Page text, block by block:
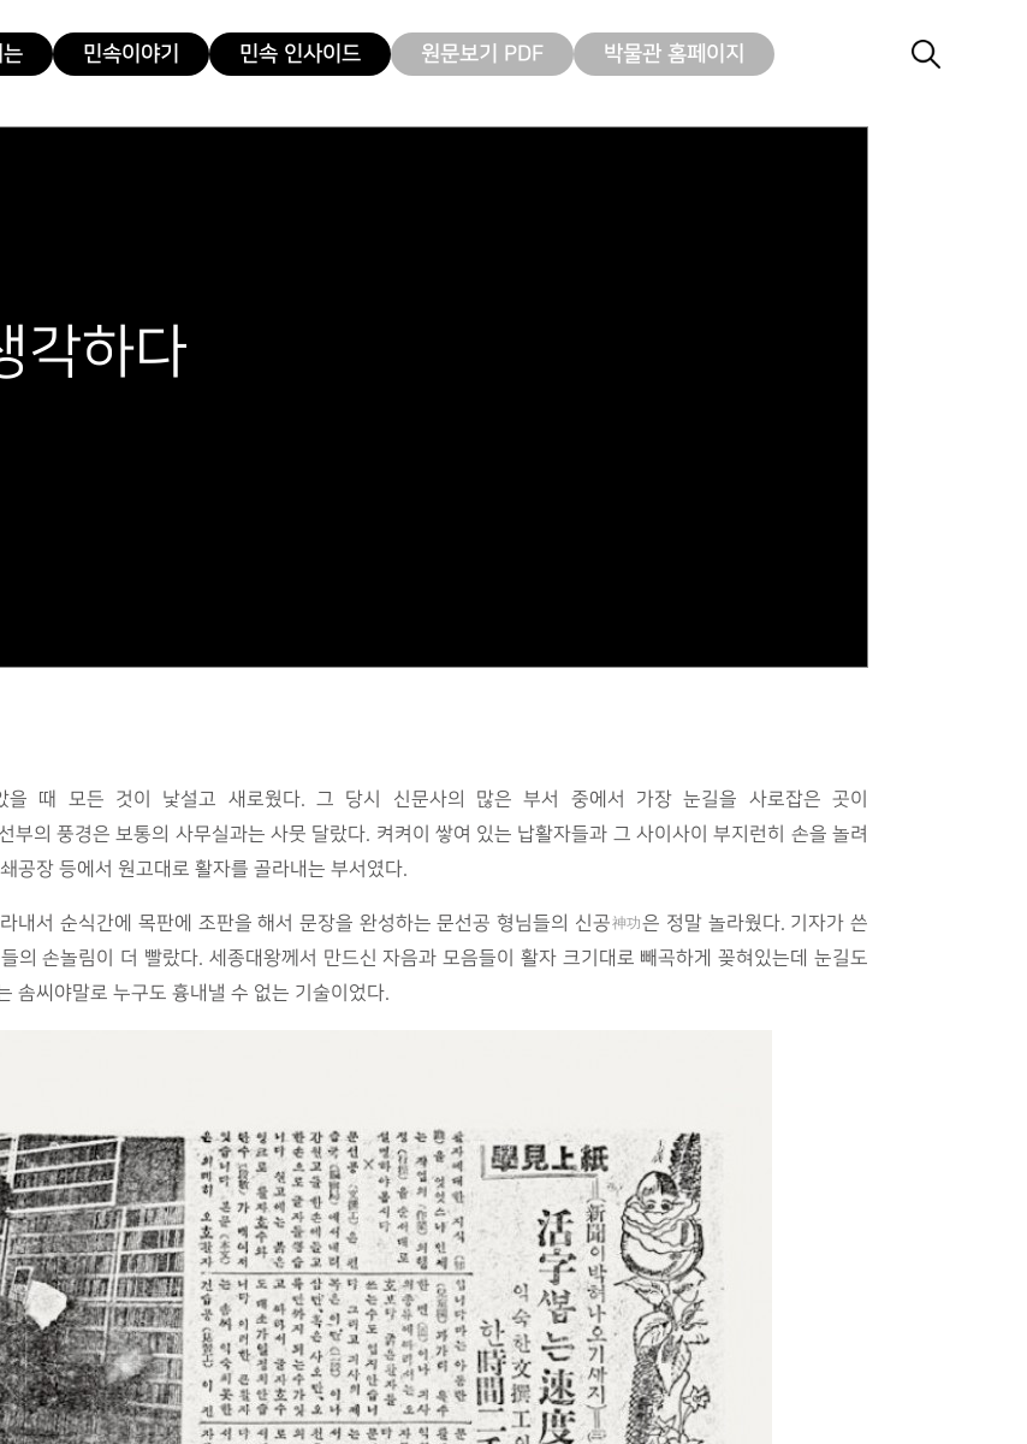
민속이야기 민속 인사이드 원문보기 PDF 박물관 홈페이지
각하다
때 모든 것이 낯설고 새로웠다. 그 당시 신문사의 많은 부서 중에서 가장 눈길을 사로잡은 곳이
부의 풍경은 보통의 사무실과는 사뭇 달랐다. 켜켜이 쌓여 있는 납활자들과 그 사이사이 부지런히 손을 놀려
공장 등에서 원고대로 활자를 골라내는 부서였다.
내서 순식간에 목판에 조판을 해서 문장을 완성하는 문선공 형님들의 신공神功은 정말 놀라웠다. 기자가 쓴
의 손놀림이 더 빨랐다. 세종대왕께서 만드신 자음과 모음들이 활자 크기대로 빼곡하게 꽂혀있는데 눈길도
솜씨야말로 누구도 흉내낼 수 없는 기술이었다.